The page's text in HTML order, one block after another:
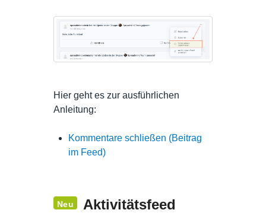
Hier geht es zur ausführlichen
Anleitung:
Kommentare schließen (Beitrag
im Feed)
Neu
Aktivitätsfeed